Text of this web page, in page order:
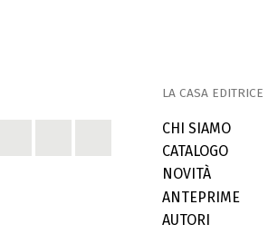
LA CASA EDITRICE
CHI SIAMO
CATALOGO
NOVITÀ
ANTEPRIME
AUTORI